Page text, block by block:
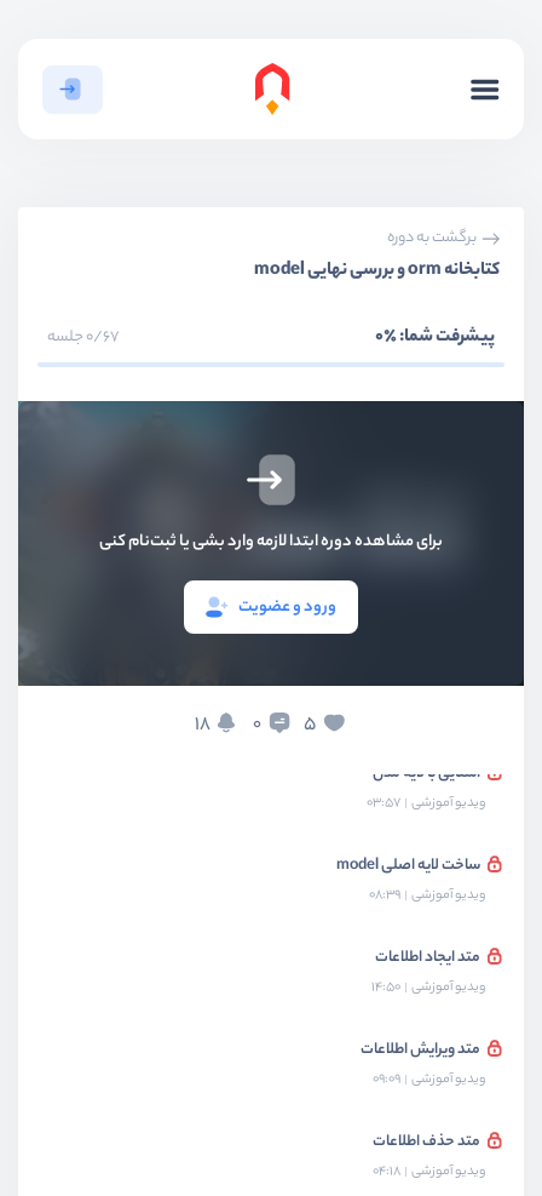
برگشت به دوره
کتابخانه‌ orm و بررسی نهایی model
پیشرفت شما:٪0 0/67 جلسه
برای مشاهده دوره ابتدا لازمه وارد بشی یا ثبت‌نام کنی
ورود و عضویت
5
0
18
بخش دوم ساختار فریمورک
پیاده‌سازی لایه view
پیاده‌سازی لایه model
آشنایی با لایه مدل
ویدیو آموزشی 03:57
ساخت لایه اصلی model
ویدیو آموزشی 08:39
متد ایجاد اطلاعات
ویدیو آموزشی 14:50
متد ویرایش اطلاعات
ویدیو آموزشی 09:09
متد حذف اطلاعات
ویدیو آموزشی 04:18